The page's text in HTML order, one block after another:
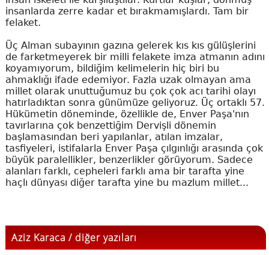
insanlarda zerre kadar et bırakmamışlardı. Tam bir
felaket.
Üç Alman subayının gazına gelerek kıs kıs gülüşlerini
de farketmeyerek bir milli felakete imza atmanın adını
koyamıyorum, bildiğim kelimelerin hiç biri bu
ahmaklığı ifade edemiyor. Fazla uzak olmayan ama
millet olarak unuttuğumuz bu çok çok acı tarihi olayı
hatırladıktan sonra günümüze geliyoruz. Üç ortaklı 57.
Hükümetin döneminde, özellikle de, Enver Paşa'nın
tavırlarına çok benzettiğim Dervişli dönemin
başlamasından beri yapılanlar, atılan imzalar,
tasfiyeleri, istifalarla Enver Paşa çılgınlığı arasında çok
büyük paralellikler, benzerlikler görüyorum. Sadece
alanları farklı, cepheleri farklı ama bir tarafta yine
haçlı dünyası diğer tarafta yine bu mazlum millet...
Aziz Karaca / diğer yazıları